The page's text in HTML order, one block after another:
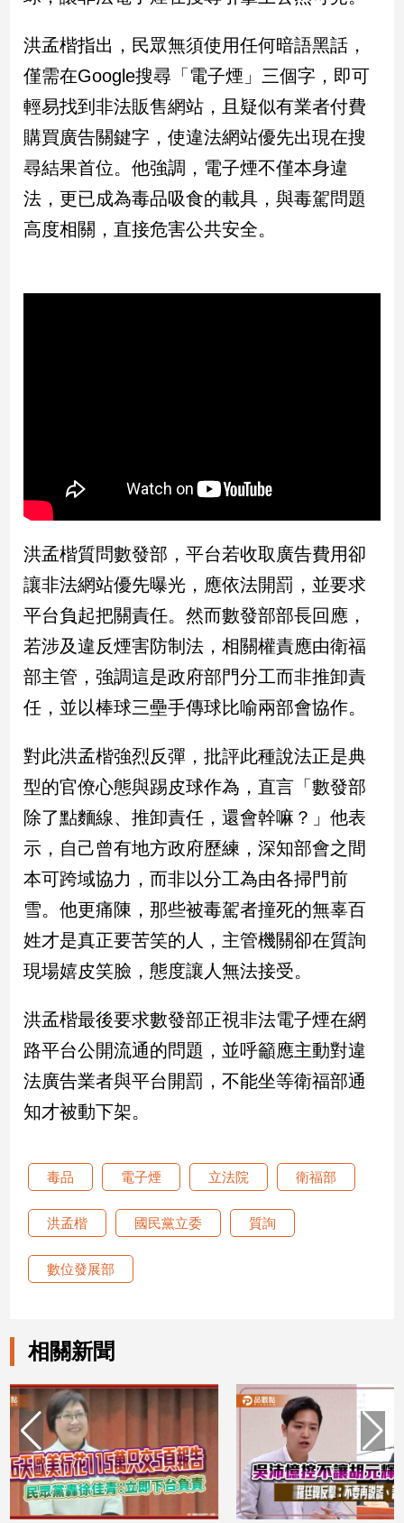
品
點
民
調
國
會
點
點
新
冠
毒
專
區
南
台
灣
點
南
台
觀
點
娛
樂
樂
星
聞
流
行/
星
生
活
築/
室
內
設
計
旅
遊/
美
食
洪孟楷指出，民眾無須使用任何暗語黑話，
僅需在Google搜尋「電子煙」三個字，即可
輕易找到非法販售網站，且疑似有業者付費
購買廣告關鍵字，使違法網站優先出現在搜
尋結果首位。他強調，電子煙不僅本身違
法，更已成為毒品吸食的載具，與毒駕問題
高度相關，直接危害公共安全。
洪孟楷質問數發部，平台若收取廣告費用卻
讓非法網站優先曝光，應依法開罰，並要求
平台負起把關責任。然而數發部部長回應，
若涉及違反煙害防制法，相關權責應由衛福
部主管，強調這是政府部門分工而非推卸責
任，並以棒球三壘手傳球比喻兩部會協作。
對此洪孟楷強烈反彈，批評此種說法正是典
型的官僚心態與踢皮球作為，直言「數發部
除了點麵線、推卸責任，還會幹嘛？」他表
示，自己曾有地方政府歷練，深知部會之間
本可跨域協力，而非以分工為由各掃門前
雪。他更痛陳，那些被毒駕者撞死的無辜百
姓才是真正要苦笑的人，主管機關卻在質詢
現場嬉皮笑臉，態度讓人無法接受。
洪孟楷最後要求數發部正視非法電子煙在網
路平台公開流通的問題，並呼籲應主動對違
法廣告業者與平台開罰，不能坐等衛福部通
知才被動下架。
毒品 電子煙 立法院 衛福部
洪孟楷 國民黨立委 質詢
數位發展部
相關新聞